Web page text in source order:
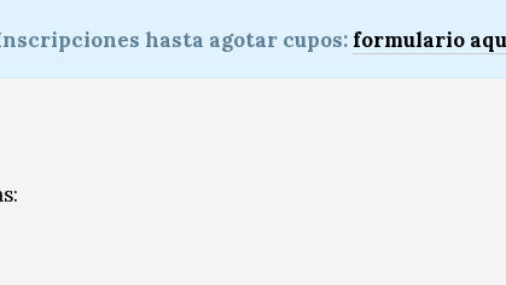
hasta agotar cupos: formulario